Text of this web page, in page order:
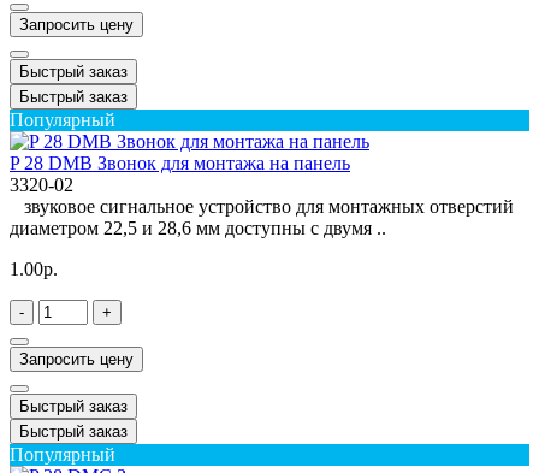
Запросить цену
Быстрый заказ
Быстрый заказ
Популярный
P 28 DMB Звонок для монтажа на панель
3320-02
звуковое сигнальное устройство для монтажных отверстий
диаметром 22,5 и 28,6 мм доступны с двумя ..
1.00р.
- +
Запросить цену
Быстрый заказ
Быстрый заказ
Популярный